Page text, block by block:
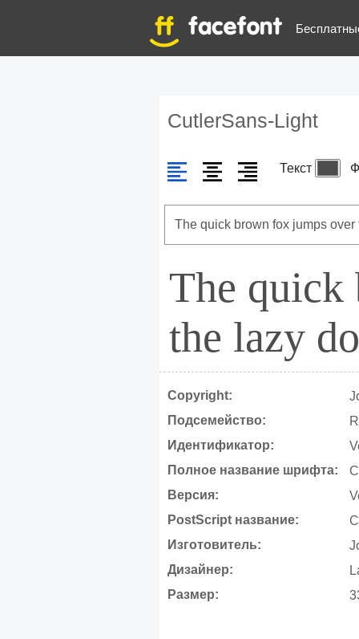
CutlerSans-Light
Текст
The quick
the lazy
Copyright:
Подсемейство:
Идентификатор:
Полное название шрифта:
Версия:
PostScript название:
Изготовитель:
Дизайнер:
Размер: